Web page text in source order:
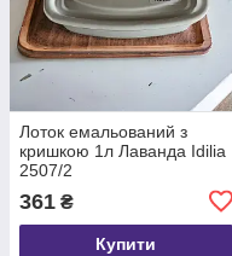
Лоток емальований з
кришкою 1л Лаванда Idilia
2507/2
361 ₴
Купити